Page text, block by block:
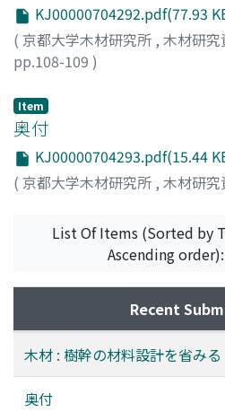
KJ00000704292.pdf(77.93
( 京都大学木材研究所 , 木材研究
pp.108-109 )
Item
奥付
KJ00000704293.pdf(15.44
( 京都大学木材研究所 , 木材研究
List Of Items (Sorted by
Ascending
Recent
木材 : 樹幹の材料設計を省みる
奥付